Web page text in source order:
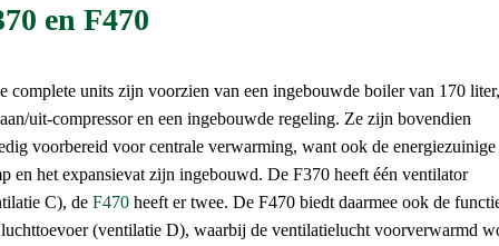
en F470
complete units zijn voorzien van een ingebouwde boiler van 170 liter,
uit-compressor en een ingebouwde regeling. Ze zijn bovendien
voorbereid voor centrale verwarming, want ook de
en het expansievat zijn ingebouwd. De F370 heeft één ventilator
C), de F470 heeft er twee. De F470 biedt daarmee ook de
(ventilatie D), waarbij de ventilatielucht voorverwarmd